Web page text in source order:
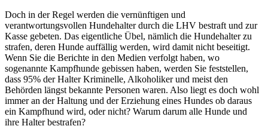
Doch in der Regel werden die vernünftigen und
verantwortungsvollen Hundehalter durch die LHV bestraft und zur
Kasse gebeten. Das eigentliche Übel, nämlich die Hundehalter zu
strafen, deren Hunde auffällig werden, wird damit nicht beseitigt.
Wenn Sie die Berichte in den Medien verfolgt haben, wo
sogenannte Kampfhunde gebissen haben, werden Sie feststellen,
dass 95% der Halter Kriminelle, Alkoholiker und meist den
Behörden längst bekannte Personen waren. Also liegt es doch wohl
immer an der Haltung und der Erziehung eines Hundes ob daraus
ein Kampfhund wird, oder nicht? Warum darum alle Hunde und
ihre Halter bestrafen?